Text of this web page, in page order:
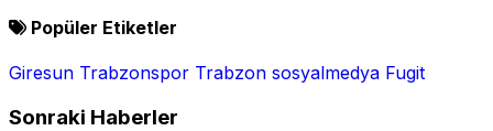
Popüler Etiketler
Giresun Trabzonspor Trabzon sosyalmedya Fugit
Sonraki Haberler